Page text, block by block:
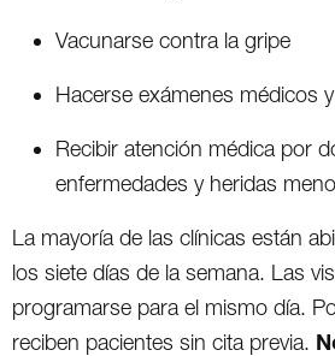
Vacunarse contra la gripe
Hacerse exámenes médicos
Recibir atención médica por
enfermedades y heridas
La mayoría de las clínicas están
los siete días de la semana. Las
programarse para el mismo día.
reciben pacientes sin cita previa.